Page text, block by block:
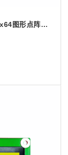
2.7英寸LCD128 x 64 图形液晶屏/LCM128x64图形点阵模块/白底灰字/Arduino/ST7567控制器